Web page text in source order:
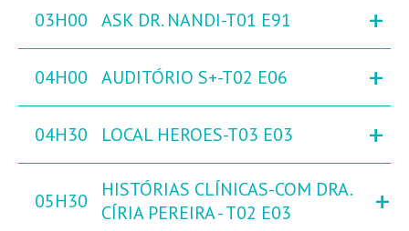
03H00 ASK DR. NANDI-T01 E91 +
04H00 AUDITÓRIO S+-T02 E06 +
04H30 LOCAL HEROES-T03 E03 +
05H30
HISTÓRIAS CLÍNICAS-COM DRA.
CÍRIA PEREIRA - T02 E03
+